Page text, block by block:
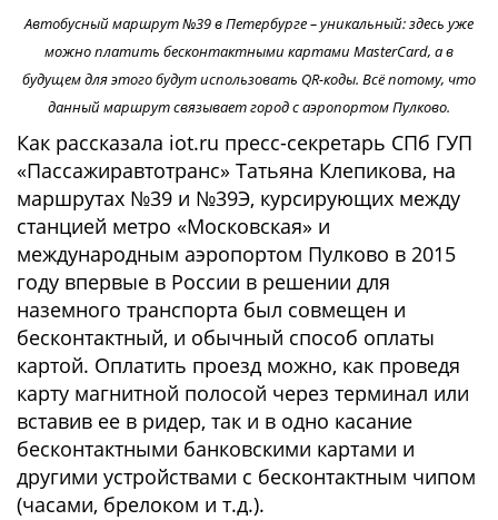
Автобусный маршрут №39 в Петербурге – уникальный: здесь уже
можно платить бесконтактными картами MasterCard, а в
будущем для этого будут использовать QR-коды. Всё потому, что
данный маршрут связывает город с аэропортом Пулково.
Как рассказала iot.ru пресс-секретарь СПб ГУП
«Пассажиравтотранс» Татьяна Клепикова, на
маршрутах №39 и №39Э, курсирующих между
станцией метро «Московская» и
международным аэропортом Пулково в 2015
году впервые в России в решении для
наземного транспорта был совмещен и
бесконтактный, и обычный способ оплаты
картой. Оплатить проезд можно, как проведя
карту магнитной полосой через терминал или
вставив ее в ридер, так и в одно касание
бесконтактными банковскими картами и
другими устройствами с бесконтактным чипом
(часами, брелоком и т.д.).